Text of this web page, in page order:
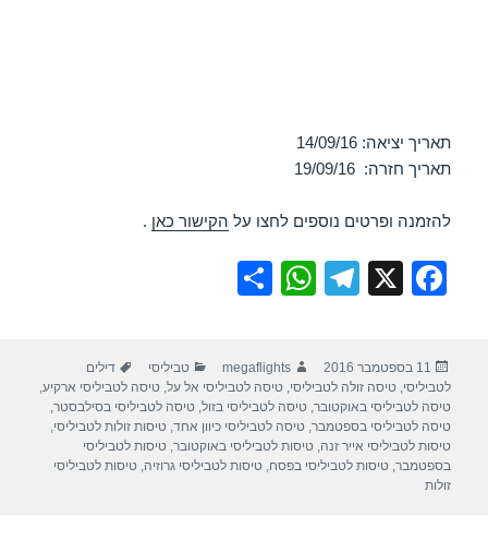
תאריך יציאה: 14/09/16
תאריך חזרה: 19/09/16
להזמנה ופרטים נוספים לחצו על הקישור כאן .
F
e
b
o
X
T
gr
a
m
W
s
A
p
e
פורסם
בתאריך
11 בספטמבר 2016 מחבר
megaflights קטגוריות
טביליסי תגיות
דילים
לטביליסי,טיסה זולה לטביליסי,טיסה לטביליסי אל על,טיסה לטביליסי ארקיע,
טיסה לטביליסי באוקטובר,טיסה לטביליסי בזול,טיסה לטביליסי בסילבסטר,
טיסה לטביליסי בספטמבר,טיסה לטביליסי כיוון אחד,טיסות זולות לטביליסי,
טיסות לטביליסי אייר זנה,טיסות לטביליסי באוקטובר,טיסות לטביליסי
בספטמבר,טיסות לטביליסי בפסח,טיסות לטביליסי גרוזיה,טיסות לטביליסי
זולות